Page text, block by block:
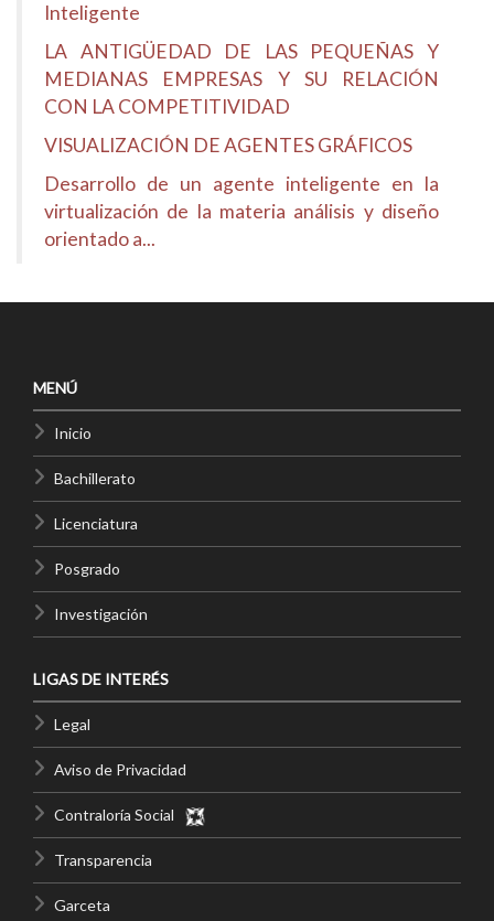
Inteligente
LA ANTIGÜEDAD DE LAS PEQUEÑAS Y
MEDIANAS EMPRESAS Y SU RELACIÓN
CON LA COMPETITIVIDAD
VISUALIZACIÓN DE AGENTES GRÁFICOS
Desarrollo de un agente inteligente en la
virtualización de la materia análisis y diseño
orientado a...
MENÚ
Inicio
Bachillerato
Licenciatura
Posgrado
Investigación
LIGAS DE INTERÉS
Legal
Aviso de Privacidad
Contraloría Social
Transparencia
Garceta